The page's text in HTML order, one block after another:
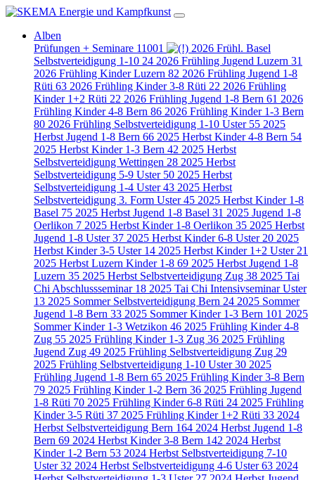
Alben
Prüfungen + Seminare 11001
2026 Frühl. Basel
Selbstverteidigung 1-10 24 2026 Frühling Jugend Luzern 31
2026 Frühling Kinder Luzern 82 2026 Frühling Jugend 1-8
Rüti 63 2026 Frühling Kinder 3-8 Rüti 22 2026 Frühling
Kinder 1+2 Rüti 22 2026 Frühling Jugend 1-8 Bern 61 2026
Frühling Kinder 4-8 Bern 86 2026 Frühling Kinder 1-3 Bern
80 2026 Frühling Selbstverteidigung 1-10 Uster 55 2025
Herbst Jugend 1-8 Bern 66 2025 Herbst Kinder 4-8 Bern 54
2025 Herbst Kinder 1-3 Bern 42 2025 Herbst
Selbstverteidigung Wettingen 28 2025 Herbst
Selbstverteidigung 5-9 Uster 50 2025 Herbst
Selbstverteidigung 1-4 Uster43 2025 Herbst
Selbstverteidigung 3. Form Uster45 2025 Herbst Kinder 1-8
Basel 75 2025 Herbst Jugend 1-8 Basel 31 2025 Jugend 1-8
Oerlikon 7 2025 Herbst Kinder 1-8 Oerlikon 35 2025 Herbst
Jugend 1-8 Uster37 2025 Herbst Kinder 6-8 Uster 20 2025
Herbst Kinder 3-5 Uster 14 2025 Herbst Kinder 1+2 Uster 21
2025 Herbst Luzern Kinder 1-8 69 2025 Herbst Jugend 1-8
Luzern 35 2025 Herbst Selbstverteidigung Zug 38 2025 Tai
Chi Abschlussseminar 18 2025 Tai Chi Intensivseminar Uster
13 2025 Sommer Selbstverteidigung Bern 24 2025 Sommer
Jugend 1-8 Bern 33 2025 Sommer Kinder 1-3 Bern 101 2025
Sommer Kinder 1-3 Wetzikon 46 2025 Frühling Kinder 4-8
Zug 55 2025 Frühling Kinder 1-3 Zug 36 2025 Frühling
Jugend Zug 49 2025 Frühling Selbstverteidigung Zug 29
2025 Frühling Selbstverteidigung 1-10 Uster30 2025
Frühling Jugend 1-8 Bern 65 2025 Frühling Kinder 3-8 Bern
79 2025 Frühling Kinder 1-2 Bern 36 2025 Frühling Jugend
1-8 Rüti 70 2025 Frühling Kinder 6-8 Rüti 24 2025 Frühling
Kinder 3-5 Rüti 37 2025 Frühling Kinder 1+2 Rüti 33 2024
Herbst Selbstverteidigung Bern 164 2024 Herbst Jugend 1-8
Bern 69 2024 Herbst Kinder 3-8 Bern 142 2024 Herbst
Kinder 1-2 Bern 53 2024 Herbst Selbstverteidigung 7-10
Uster32 2024 Herbst Selbstverteidigung 4-6 Uster63 2024